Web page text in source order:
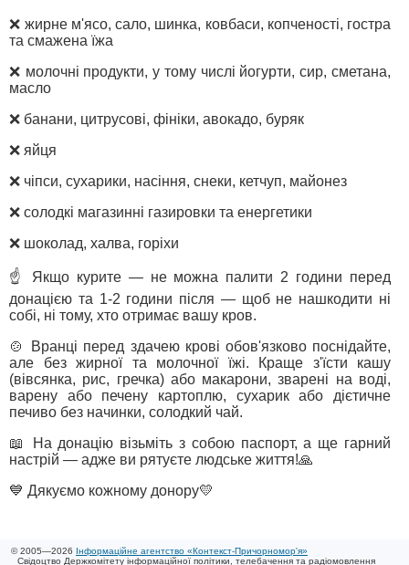
❌ жирне м'ясо, сало, шинка, ковбаси, копченості, гостра
та смажена їжа
❌ молочні продукти, у тому числі йогурти, сир, сметана,
масло
❌ банани, цитрусові, фініки, авокадо, буряк
❌ яйця
❌ чіпси, сухарики, насіння, снеки, кетчуп, майонез
❌ солодкі магазинні газировки та енергетики
❌ шоколад, халва, горіхи
☝️ Якщо курите — не можна палити 2 години перед
донацією та 1-2 години після — щоб не нашкодити ні
собі, ні тому, хто отримає вашу кров.
🍲 Вранці перед здачею крові обов'язково поснідайте,
але без жирної та молочної їжі. Краще з'їсти кашу
(вівсянка, рис, гречка) або макарони, зварені на воді,
варену або печену картоплю, сухарик або дієтичне
печиво без начинки, солодкий чай.
📖 На донацію візьміть з собою паспорт, а ще гарний
настрій — адже ви рятуєте людське життя!🙏
💙 Дякуємо кожному донору💛
© 2005—2026 Інформаційне агентство «Контекст-Причорномор'я»
Свідоцтво Держкомітету інформаційної політики, телебачення та радіомовлення